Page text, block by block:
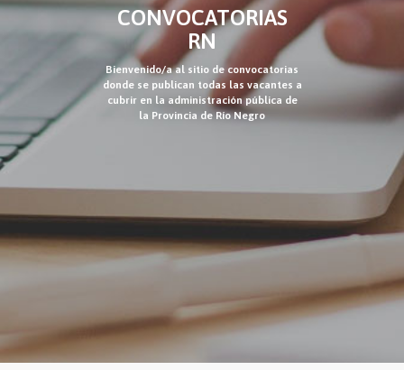
CONVOCATORIAS
RN
Bienvenido/a al sitio de convocatorias
donde se publican todas las vacantes a
cubrir en la administración pública de
la Provincia de Río Negro